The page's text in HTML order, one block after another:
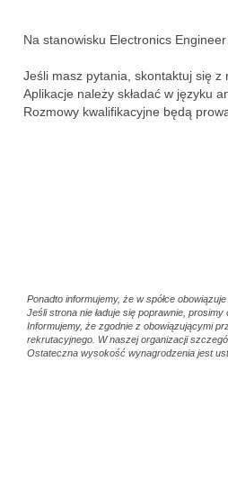
Na stanowisku Electronics
Jeśli masz pytania, skontaktuj się
Aplikacje należy składać w języku
Rozmowy kwalifikacyjne będą
Ponadto informujemy, że w spółce
Jeśli strona nie ładuje się poprawnie,
Informujemy, że zgodnie z obowiązującymi
rekrutacyjnego. W naszej organizacji
Ostateczna wysokość wynagrodzenia jest